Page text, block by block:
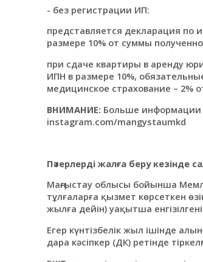
- без регистрации ИП:
представляется декларация по
размере 10% от суммы
при сдаче квартиры в аренду
ИПН в размере 10%,
медицинское страхование – 2%
ВНИМАНИЕ: Больше информации
instagram.com/mangystaumkd
Пәтерлерді жалға беру кезінде
Маңғыстау облысы бойынша
тұлғаларға қызмет көрсеткен
жылға дейін) уақытша
Егер күнтізбелік жыл ішінде
дара кәсіпкер (ДК) ретінде